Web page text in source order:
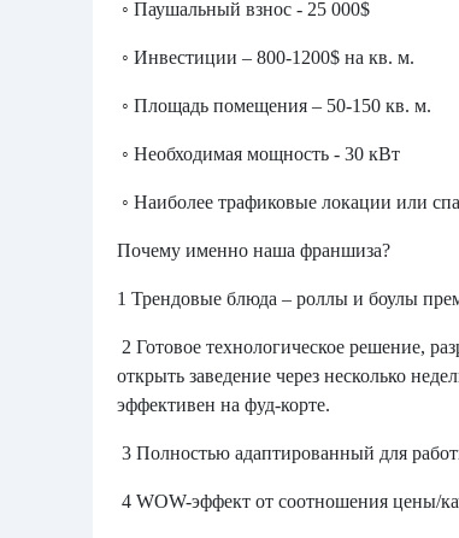
◦ Паушальный взнос - 25 000$
◦ Инвестиции – 800-1200$ на кв. м.
◦ Площадь помещения – 50-150 кв. м.
◦ Необходимая мощность - 30 кВт
◦ Наиболее трафиковые локации или
Почему именно наша франшиза?
1 Трендовые блюда – роллы и боулы
2 Готовое технологическое решение,
открыть заведение через несколько
эффективен на фуд-корте.
3 Полностью адаптированный для
4 WOW-эффект от соотношения цены/